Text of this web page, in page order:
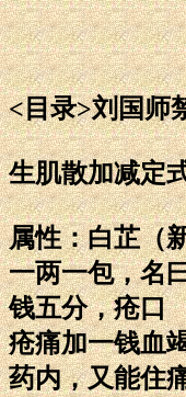
<目录>刘国师
生肌散加减定
属性：白芷（
一两一包，名
钱五分，疮口
疮痛加一钱血
药内，又能住